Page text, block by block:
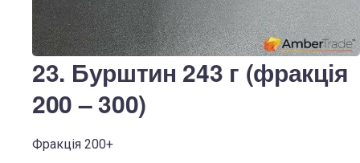
23. Бурштин 243 г (фракція
200 – 300)
Фракція 200+